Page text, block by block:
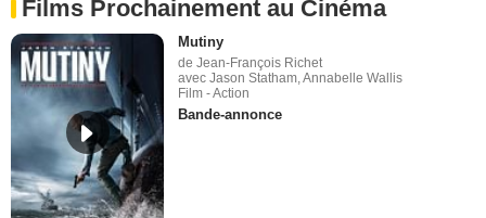
Films Prochainement au Cinéma
Mutiny
de Jean-François Richet
avec Jason Statham, Annabelle Wallis
Film - Action
Bande-annonce